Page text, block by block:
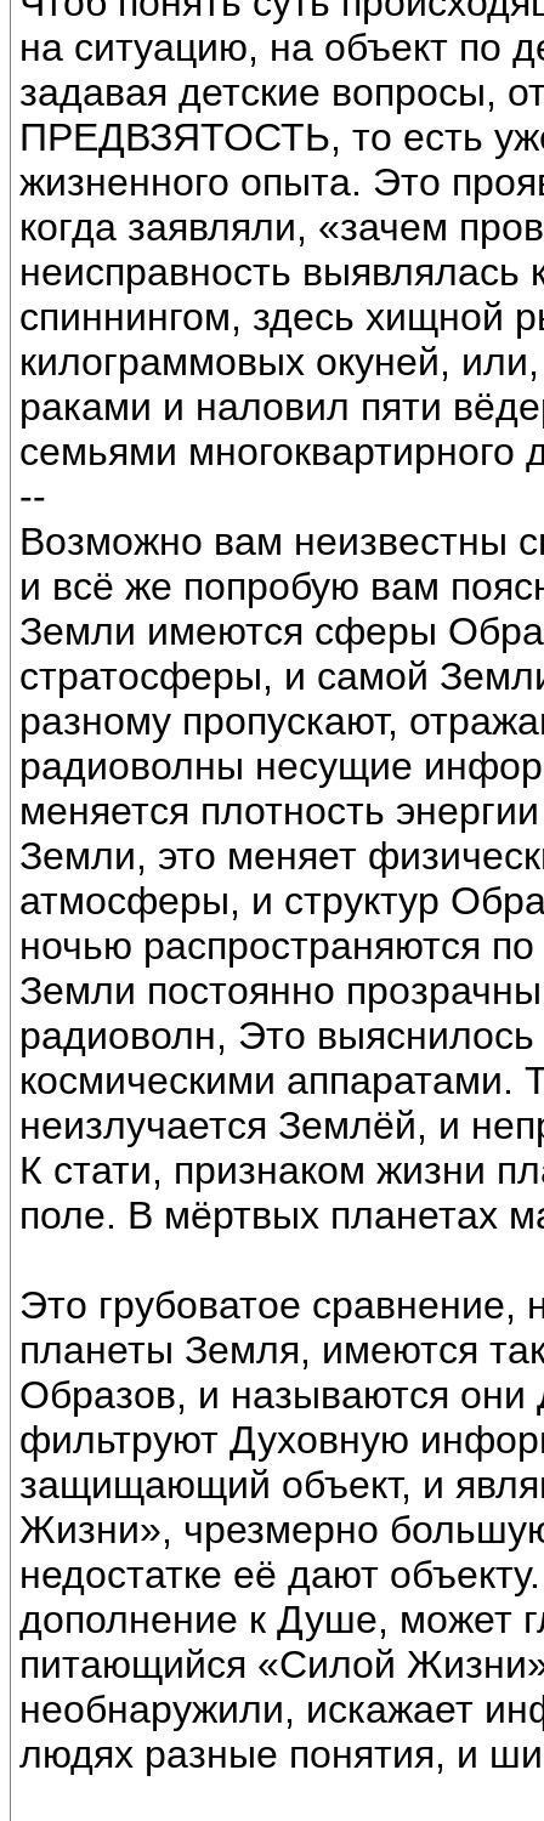
на ситуацию, на объект по
задавая детские вопросы,
ПРЕДВЗЯТОСТЬ, то есть
жизненного опыта. Это
когда заявляли, «зачем
неисправность выявлялась
спиннингом, здесь хищной
килограммовых окуней,
раками и наловил пяти
семьями
--
Возможно вам неизвестны
и всё же попробую вам
Земли имеются сферы
стратосферы, и самой
разному пропускают,
радиоволны несущие
меняется плотность
Земли, это меняет
атмосферы, и структур
ночью распространяются
Земли постоянно
радиоволн, Это выяснилось
космическими аппаратами.
неизлучается Землёй, и
К стати, признаком жизни
поле. В мёртвых планетах
Это грубоватое сравнение,
планеты Земля, имеются
Образов, и называются они
фильтруют Духовную
защищающий объект, и
Жизни», чрезмерно
недостатке её дают
дополнение к Душе, может
питающийся «Силой
необнаружили, искажает
людях разные понятия, и